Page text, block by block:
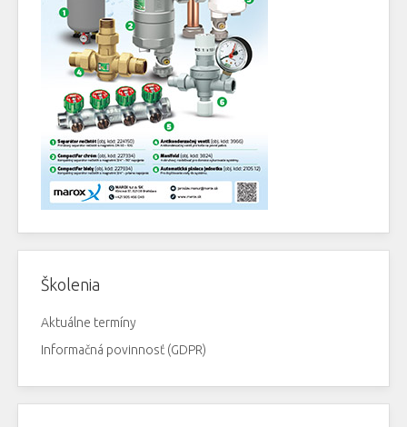
Školenia
Aktuálne termíny
Informačná povinnosť (GDPR)